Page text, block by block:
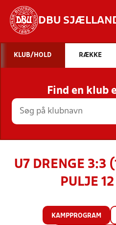
DBU
STILLINGER,
KLUB/HOLD RÆKKE
Find en klub
U7 DRENGE 3:3
PULJE
KAMPPROGRAM